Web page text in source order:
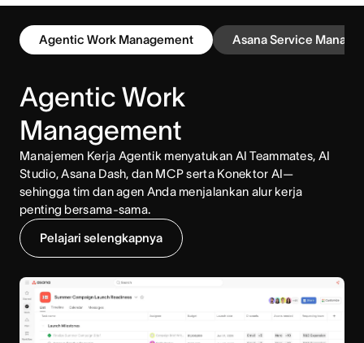
Agentic Work Management Asana Service
Agentic Work
Management
Manajemen Kerja Agentik menyatukan AI Teammates, AI
Studio, Asana Dash, dan MCP serta Konektor AI—
sehingga tim dan agen Anda menjalankan alur kerja
penting bersama-sama.
Pelajari selengkapnya